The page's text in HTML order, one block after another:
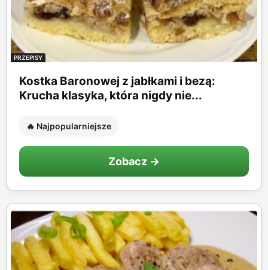
PRZEPISY
Kostka Baronowej z jabłkami i bezą:
Krucha klasyka, która nigdy nie...
🔥 Najpopularniejsze
Zobacz →